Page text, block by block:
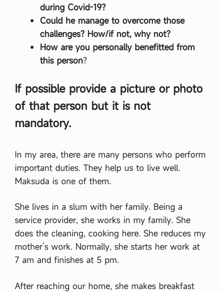
during Covid-19?
Could he manage to overcome those
challenges? How/if not, why not?
How are you personally benefitted from
this person?
If possible provide a picture or photo
of that person but it is not
mandatory.
In my area, there are many persons who perform
important duties. They help us to live well.
Maksuda is one of them.
She lives in a slum with her family. Being a
service provider, she works in my family. She
does the cleaning, cooking here. She reduces my
mother’s work. Normally, she starts her work at
7 am and finishes at 5 pm.
After reaching our home, she makes breakfast